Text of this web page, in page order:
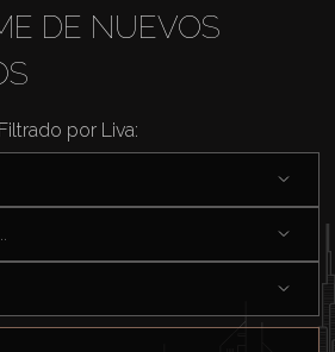
DE NUEVOS
Filtrado por Liva: